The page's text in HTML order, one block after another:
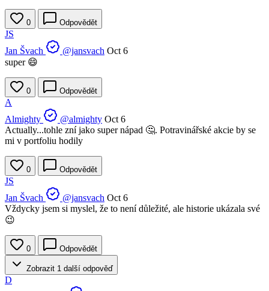
0 Odpovědět
JS
Jan Švach
@jansvach Oct 6
super 😄
0 Odpovědět
A
Almighty
@almighty Oct 6
Actually...tohle zní jako super nápad 🤔. Potravinářské akcie by se
mi v portfoliu hodily
0 Odpovědět
JS
Jan Švach
@jansvach Oct 6
Vždycky jsem si myslel, že to není důležité, ale historie ukázala své
😉
0 Odpovědět
Zobrazit 1 další odpověď
D